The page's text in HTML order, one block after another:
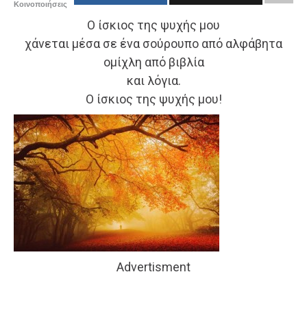
Κοινοποιήσεις
Ο ίσκιος της ψυχής μου
χάνεται μέσα σε ένα σούρουπο από αλφάβητα
ομίχλη από βιβλία
και λόγια.
Ο ίσκιος της ψυχής μου!
Advertisment